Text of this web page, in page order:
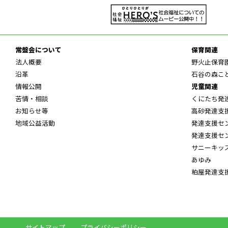
常盤会について
法人概要
沿革
情報公開
苦情・相談
お知らせ等
地域公益活動
保育関連
野火止保育
石谷の森こ
児童関連
くにたち発
高砂発達支
発達支援セ
発達支援セ
サニーキッ
あゆみ
粕屋発達支